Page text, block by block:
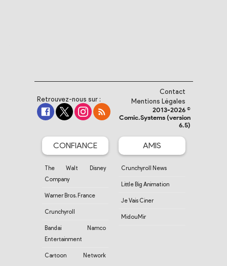
Retrouvez-nous sur :
Contact
Mentions Légales
2013-2026 ©
Comic.Systems (version
6.5)
CONFIANCE
The Walt Disney
Company
Warner Bros. France
Crunchyroll
Bandai Namco
Entertainment
Cartoon Network
AMIS
Crunchyroll News
Little Big Animation
Je Vais Ciner
MidouMir